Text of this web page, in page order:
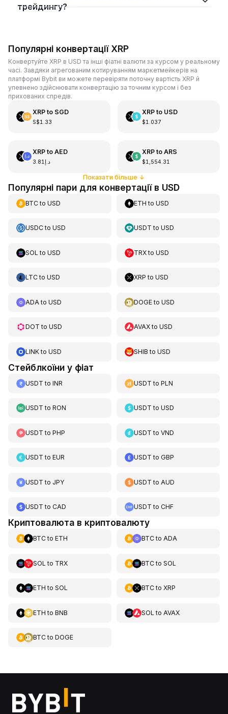
трейдингу?
Популярні конвертації XRP
Конвертуйте XRP в USD та інші фіатні валюти за курсом у реальному
часі. Завдяки агрегованим котируванням маркетмейкерів на
платформі Bybit ви можете перевіряти поточну вартість XRP й
упевнено здійснювати конвертацію за точним курсом і без
прихованих спредів.
XRPto SGD
S$1.33
XRPto USD
$1.037
XRPto AED
د.إ3.81
XRPto ARS
$1,554.31
Показати більше ↓
Популярні пари для конвертації в USD
BTCto USD ETH toUSD
USDCto USD USDT toUSD
SOL to USD TRXtoUSD
LTCto USD XRP toUSD
ADA to USD DOGEtoUSD
DOT to USD AVAXtoUSD
LINKto USD SHIB toUSD
Стейблкоїни у фіат
USDT to INR USDT toPLN
USDT to RON USDT toUSD
USDT to PHP USDT toVND
USDT to EUR USDT toGBP
USDT to JPY USDT to AUD
USDT to CAD USDT toCHF
Криптовалюта в криптовалюту
BTCto ETH BTCto ADA
SOL to TRX BTCto SOL
ETH to SOL BTCto XRP
ETH to BNB SOL to AVAX
BTCto DOGE